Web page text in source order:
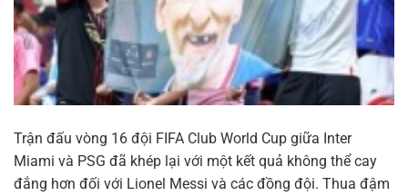
Trận đấu vòng 16 đội FIFA Club World Cup giữa Inter
Miami và PSG đã khép lại với một kết quả không thể cay
đắng hơn đối với Lionel Messi và các đồng đội. Thua đậm